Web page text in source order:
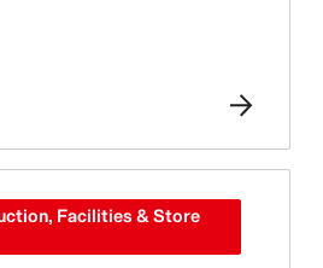
Facilities & Store